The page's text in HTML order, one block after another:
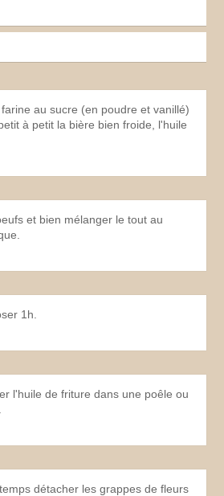
au sucre (en poudre et vanillé)
à petit la bière bien froide, l'huile
et bien mélanger le tout au
1h.
l'huile de friture dans une poêle ou
détacher les grappes de fleurs